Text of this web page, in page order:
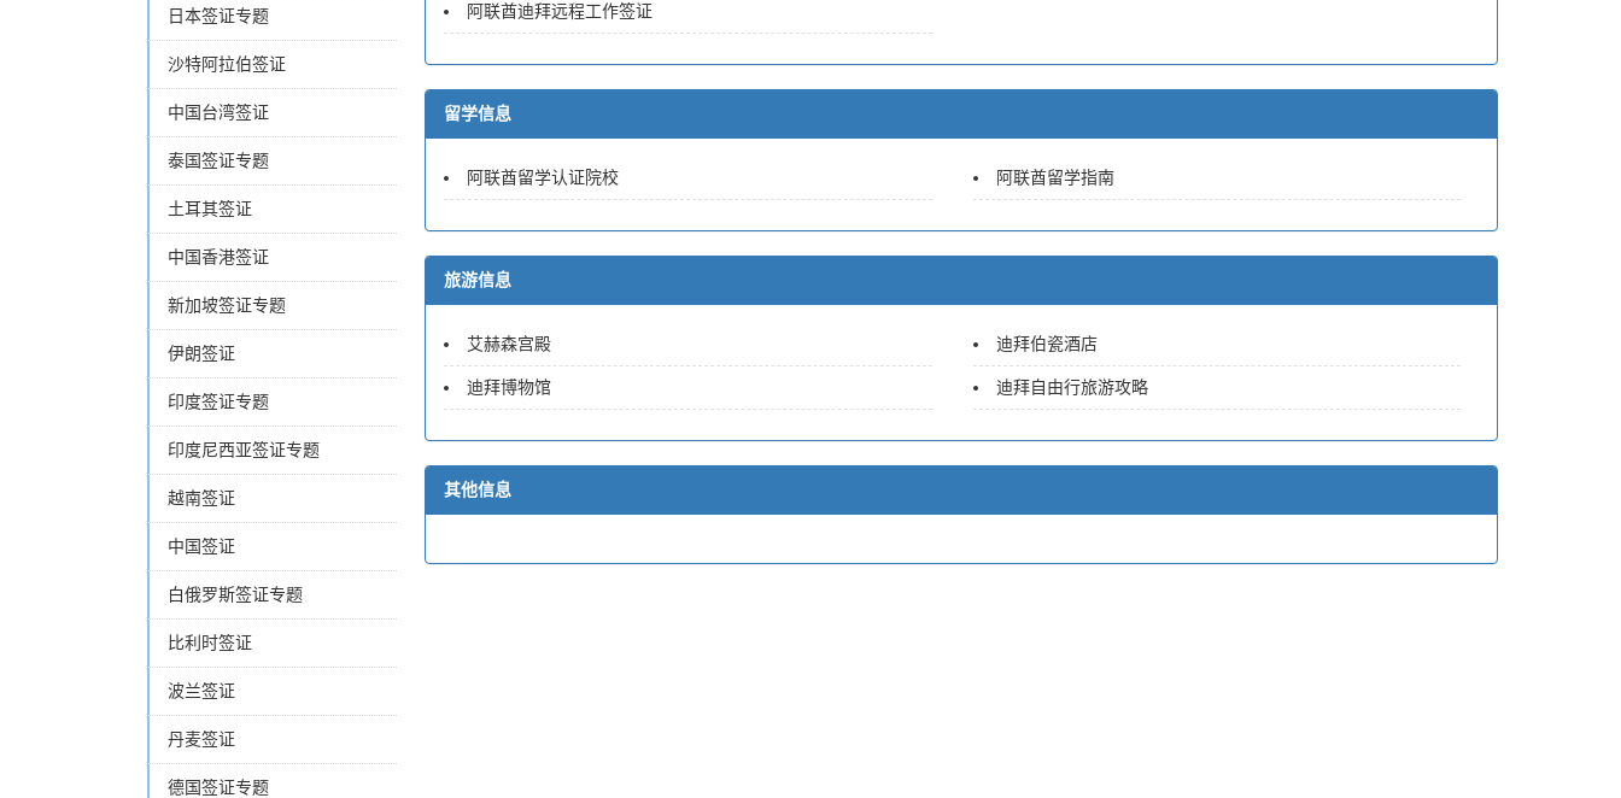
日本签证专题
沙特阿拉伯签证
中国台湾签证
泰国签证专题
土耳其签证
中国香港签证
新加坡签证专题
伊朗签证
印度签证专题
印度尼西亚签证专题
越南签证
中国签证
白俄罗斯签证专题
比利时签证
波兰签证
丹麦签证
德国签证专题
阿联酋迪拜远程工作签证
留学信息
阿联酋留学认证院校 阿联酋留学指南
旅游信息
艾赫森宫殿 迪拜伯瓷酒店
迪拜博物馆 迪拜自由行旅游攻略
其他信息